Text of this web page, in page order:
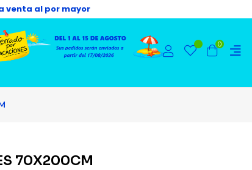
venta al por mayor
0
70X200CM